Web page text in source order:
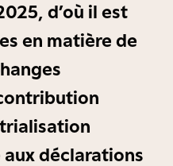
d’où il est
en matière de
déclarations